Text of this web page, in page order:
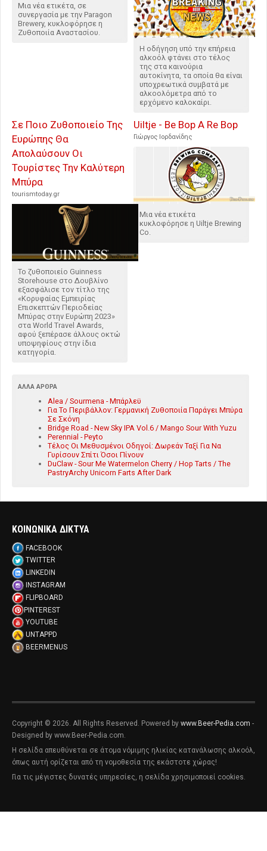
Μια νέα ετικέτα, σε
συνεργασία με την Paragon
Brewery, κυκλοφόρησε η
Ζυθοποιία Αναστασίου.
Η οδήγηση υπό την επήρεια
αλκοόλ φτάνει στο τέλος
της στα καινούρια
αυτοκίνητα, τα οποία θα είναι
υποχρεωτικά συμβατά με
αλκοολόμετρα από το
ερχόμενο καλοκαίρι.
Σε Ποιο Ζυθοποιείο Της
Ευρώπης Θα
Απολαύσουν Οι
Τουρίστες Την Καλύτερη
Μπύρα
tourismtoday.gr
Το ζυθοποιείο Guinness
Storehouse στο Δουβλίνο
εξασφάλισε τον τίτλο της
«Κορυφαίας Εμπειρίας
Επισκεπτών Περιοδείας
Μπύρας στην Ευρώπη 2023»
στα World Travel Awards,
αφού ξεπέρασε άλλους οκτώ
υποψηφίους στην ίδια
κατηγορία.
Uiltje - Be Bop A Re Bop
Γιώργος Ιορδανίδης
Μια νέα ετικέτα
κυκλοφόρησε η Uiltje Brewing
Co.
ΆΛΛΑ ΆΡΘΡΑ
Alea / Sourmena - Μπάρλεϋ
Για Το Περιβάλλον: Γερμανική Ζυθοποιία Παράγει Μπύρα
Σε Σκόνη
Bridge Road - New Sky IPA Vol.6 / Mango Sour With Yuzu
Perennial - Peyto
Τέλος Οι Μεθυσμένοι Οδηγοί: Δωρεάν Ταξί Για Να
Γυρίσουν Σπίτι Όσοι Πίνουν
DuClaw - Sour Me Watermelon Cherry / Hop Tarts / The
PastryArchy Unicorn Farts After Dark
ΚΟΙΝΩΝΙΚΑ ΔΙΚΤΥΑ
FACEBOOK
TWITTER
LINKEDIN
INSTAGRAM
FLIPBOARD
PINTEREST
YOUTUBE
UNTAPPD
BEERMENUS
Copyright © 2026. All Rights Reserved. Powered by www.Beer-Pedia.com -
Designed by www.Beer-Pedia.com.
Η σελίδα απευθύνεται σε άτομα νόμιμης ηλικίας κατανάλωσης αλκοόλ,
όπως αυτή ορίζεται από τη νομοθεσία της εκάστοτε χώρας!
Για τις μέγιστες δυνατές υπηρεσίες, η σελίδα χρησιμοποιεί cookies.